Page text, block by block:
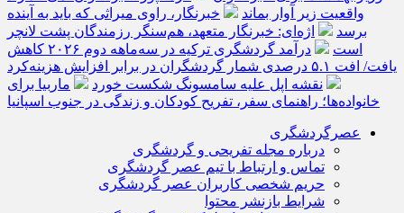
واقعیت زیر آوار بماند
خبرنگار، راوی میراثی که باید به آینده
برسد
اژه‌ای: خبرنگار متعهد، هم‌سنگر رزمندگان پشت لانچر
است
درآمد گردشگری ترکیه در سه‌ماهه دوم ۲۰۲۶ کاهش
یافت/ افت ۵.۱ درصدی شمار گردشگران در برابر افزایش هزینه‌کرد
نقشه اپل علیه سامسونگ شکست خورد
ماربیا برای
خانواده‌ها؛ راهنمای سفر، تفریح کودکان و زندگی در جنوب اسپانیا
عصرگردشگری
درباره مجله تفریحی و گردشگری
تماس و ارتباط با تیم عصر گردشگری
حریم شخصی کاربران عصر گردشگری
شرایط بازنشر محتوا